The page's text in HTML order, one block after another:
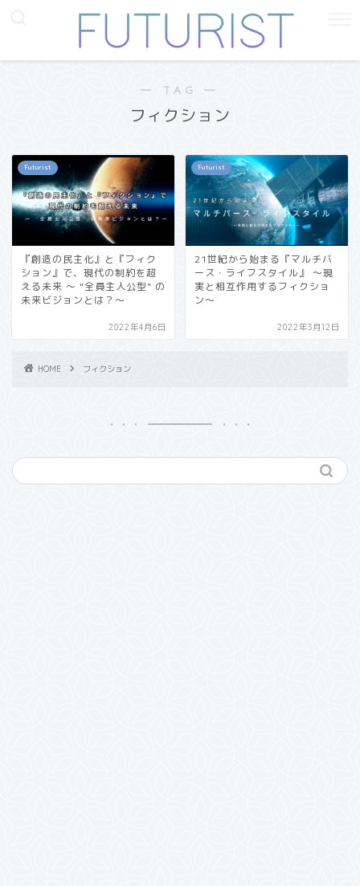
― TAG ―
フィクション
Futurist
『創造の民主化』と『フィク
ション』で、現代の制約を超
える未来 〜 "全員主人公型" の
未来ビジョンとは？〜
2022年4月6日
Futurist
21世紀から始まる『マルチバ
ース・ライフスタイル』 〜現
実と相互作用するフィクショ
ン〜
2022年3月12日
HOME フィクション